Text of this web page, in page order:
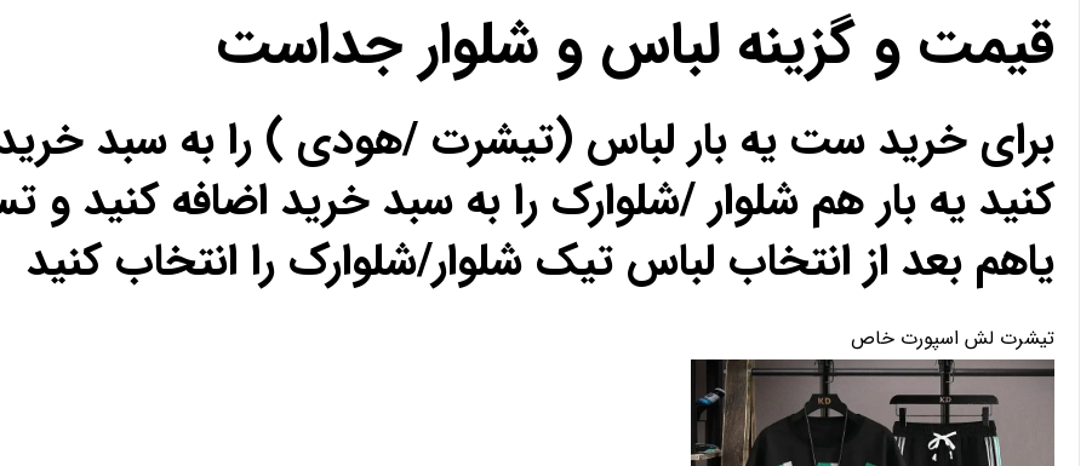
قیمت و گزینه لباس و شلوار جداست
برای خرید ست یه بار لباس (تیشرت /هودی ) را به سبد
کنید یه بار هم شلوار /شلوارک را به سبد خرید اضافه کنید و
یاهم بعد از انتخاب لباس تیک شلوار/شلوارک را انتخاب کنید
تیشرت لش اسپورت خاص